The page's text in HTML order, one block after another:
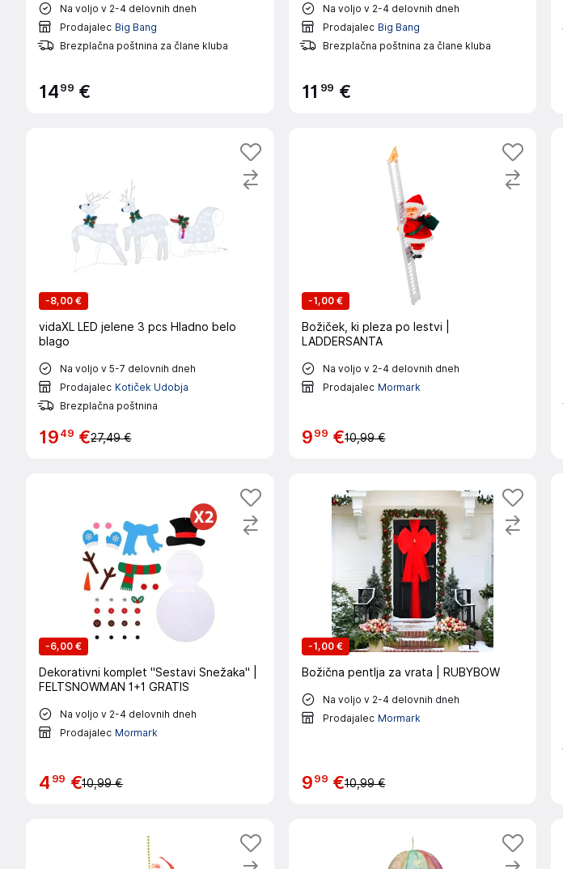
Na voljo v 2-4 delovnih dneh
Prodajalec Big Bang
Brezplačna poštnina za člane kluba
1499 €
Na voljo v 2-4 delovnih dneh
Prodajalec Big Bang
Brezplačna poštnina za člane kluba
11 99 €
-8,00 €
vidaXL LED jelene 3 pcs Hladno belo
blago
Na voljo v 5-7 delovnih dneh
Prodajalec Kotiček Udobja
Brezplačna poštnina
1949 €27,49 €
-1,00 €
Božiček, ki pleza po lestvi |
LADDERSANTA
Na voljo v 2-4 delovnih dneh
Prodajalec Mormark
999 €10,99 €
-6,00 €
Dekorativni komplet "Sestavi Snežaka" |
FELTSNOWMAN 1+1 GRATIS
Na voljo v 2-4 delovnih dneh
Prodajalec Mormark
4 99 €10,99 €
-1,00 €
Božična pentlja za vrata | RUBYBOW
Na voljo v 2-4 delovnih dneh
Prodajalec Mormark
999 €10,99 €